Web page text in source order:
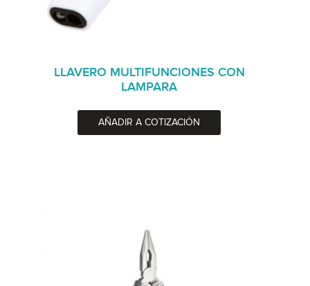
LLAVERO MULTIFUNCIONES CON
LAMPARA
AÑADIR A COTIZACIÓN